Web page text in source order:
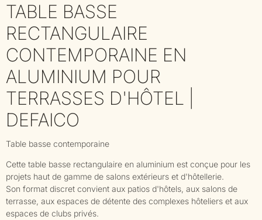
TABLE BASSE
RECTANGULAIRE
CONTEMPORAINE EN
ALUMINIUM POUR
TERRASSES D'HÔTEL |
DEFAICO
Table basse contemporaine
Cette table basse rectangulaire en aluminium est conçue pour les
projets haut de gamme de salons extérieurs et d'hôtellerie.
Son format discret convient aux patios d'hôtels, aux salons de
terrasse, aux espaces de détente des complexes hôteliers et aux
espaces de clubs privés.